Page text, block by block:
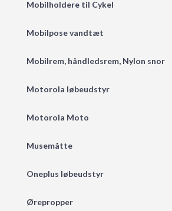
Mobilholdere til Cykel
Mobilpose vandtæt
Mobilrem, håndledsrem, Nylon snor
Motorola løbeudstyr
Motorola Moto
Musemåtte
Oneplus løbeudstyr
Ørepropper